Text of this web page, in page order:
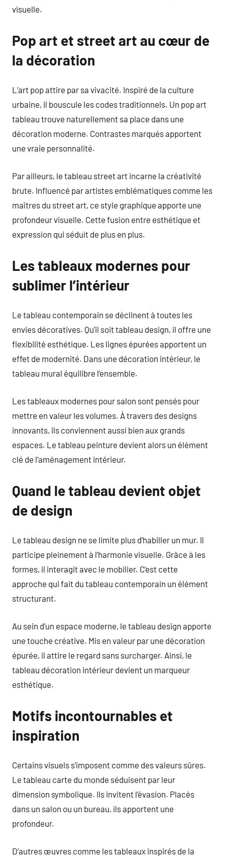
visuelle.
Pop art et street art au cœur de
la décoration
L’art pop attire par sa vivacité. Inspiré de la culture
urbaine, il bouscule les codes traditionnels. Un pop art
tableau trouve naturellement sa place dans une
décoration moderne. Contrastes marqués apportent
une vraie personnalité.
Par ailleurs, le tableau street art incarne la créativité
brute. Influencé par artistes emblématiques comme les
maîtres du street art, ce style graphique apporte une
profondeur visuelle. Cette fusion entre esthétique et
expression qui séduit de plus en plus.
Les tableaux modernes pour
sublimer l’intérieur
Le tableau contemporain se déclinent à toutes les
envies décoratives. Qu’il soit tableau design, il offre une
flexibilité esthétique. Les lignes épurées apportent un
effet de modernité. Dans une décoration intérieur, le
tableau mural équilibre l’ensemble.
Les tableaux modernes pour salon sont pensés pour
mettre en valeur les volumes. À travers des designs
innovants, ils conviennent aussi bien aux grands
espaces. Le tableau peinture devient alors un élément
clé de l’aménagement intérieur.
Quand le tableau devient objet
de design
Le tableau design ne se limite plus d’habiller un mur. Il
participe pleinement à l’harmonie visuelle. Grâce à les
formes, il interagit avec le mobilier. C’est cette
approche qui fait du tableau contemporain un élément
structurant.
Au sein d’un espace moderne, le tableau design apporte
une touche créative. Mis en valeur par une décoration
épurée, il attire le regard sans surcharger. Ainsi, le
tableau décoration intérieur devient un marqueur
esthétique.
Motifs incontournables et
inspiration
Certains visuels s’imposent comme des valeurs sûres.
Le tableau carte du monde séduisent par leur
dimension symbolique. Ils invitent l’évasion. Placés
dans un salon ou un bureau, ils apportent une
profondeur.
D’autres œuvres comme les tableaux inspirés de la